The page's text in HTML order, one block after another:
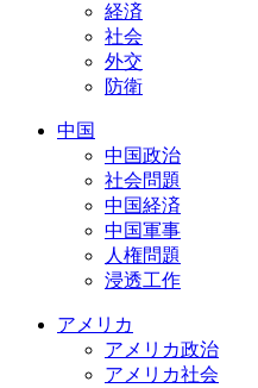
経済
社会
外交
防衛
中国
中国政治
社会問題
中国経済
中国軍事
人権問題
浸透工作
アメリカ
アメリカ政治
アメリカ社会